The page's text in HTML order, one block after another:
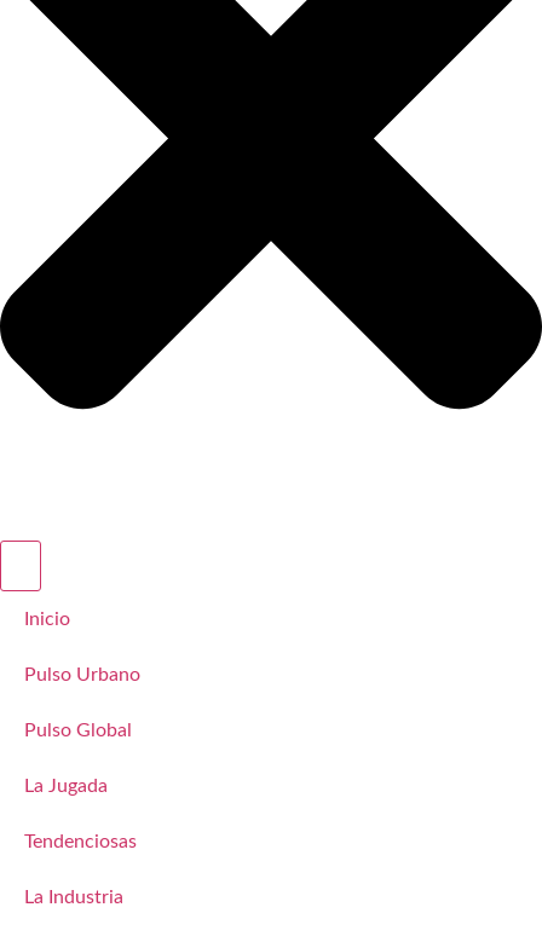
Inicio
Pulso Urbano
Pulso Global
La Jugada
Tendenciosas
La Industria